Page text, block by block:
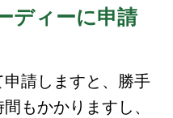
ディーに申請
請しますと、勝手
もかかりますし、